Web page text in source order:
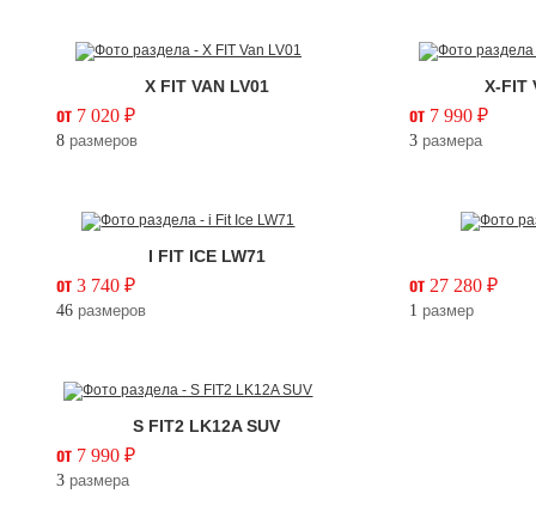
X FIT VAN LV01
от 7 020 ₽
8размеров
X-FIT
от 7 990 ₽
3размера
I FIT ICE LW71
от 3 740 ₽
46размеров
от 27 280 ₽
1 размер
S FIT2 LK12A SUV
от 7 990 ₽
3размера